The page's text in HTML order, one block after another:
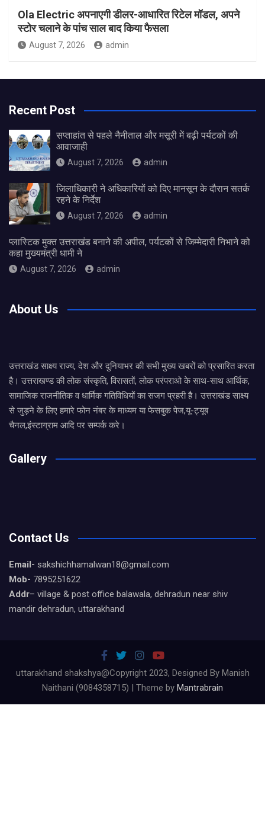
Ola Electric अपनाएगी डीलर-आधारित रिटेल मॉडल, अपने
स्टोर चलाने के पांच साल बाद किया फैसला
August 7, 2026 admin
Recent Post
सप्ताहांत से पहले नैनीताल और मसूरी में बढ़ी पर्यटकों की
आवाजाही
August 7, 2026 admin
जिलाधिकारी ने अधिकारियों को दिए मानसून के दौरान सतर्क
रहने के निर्देश
August 7, 2026 admin
प्लास्टिक मुक्त उत्तराखंड बनाने की अपील, पर्यटकों से जिम्मेदारी निभाने को
कहा मुख्यमंत्री धामी ने
August 7, 2026 admin
About Us
उत्तराखंड साक्ष्य राज्य, देश और दुनियाभर की सभी मुख्य खबरों को प्रसारित करता
है। उत्तराखण्ड की लोक संस्कृति, विरासतों, लोक परंपराओ के साथ-साथ आर्थिक,
सामाजिक राजनीतिक व धार्मिक गतिविधियों का सजग प्रहरी है। उत्तराखंड साक्ष्य
से जुड़ने के लिए हमारे फोन नंबर के माध्यम या फेसबुक पेज,यू-ट्यूब
चैनल,इंस्टाग्राम आदि पर सम्पर्क करे।
Gallery
Contact Us
Email- sakshichhamalwan18@gmail.com
Mob- 7895251622
Addr– village & post office balawala, dehradun near shiv
mandir dehradun, uttarakhand
uttarakhand shakshya@Copyright 2023, Designed By Manish
Naithani (9084358715) | Theme by Mantrabrain